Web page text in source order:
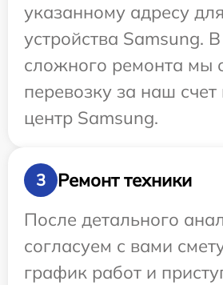
указанному адресу
устройства Samsung.
сложного ремонта мы
перевозку за наш
центр Samsung.
3
Ремонт техники
После детального
согласуем с вами
график работ и